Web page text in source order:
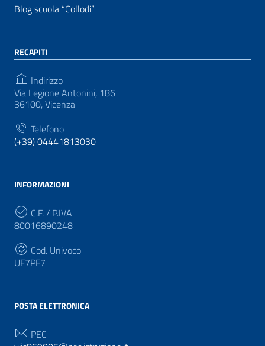
Blog scuola “Collodi”
RECAPITI
Indirizzo
Via Legione Antonini, 186
36100, Vicenza
Telefono
(+39) 04441813030
INFORMAZIONI
C.F. / P.IVA
80016890248
Cod. Univoco
UF7PF7
POSTA ELETTRONICA
PEC